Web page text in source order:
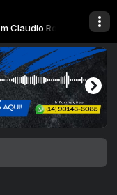
Rosa
XORORO - PAGO
Corrêa